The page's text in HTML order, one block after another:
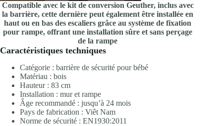
Compatible avec le kit de conversion Geuther, inclus avec
la barrière, cette dernière peut également être installée en
haut ou en bas des escaliers grâce au système de fixation
pour rampe, offrant une installation sûre et sans perçage
de la rampe
Caractéristiques techniques
Catégorie : barrière de sécurité pour bébé
Matériau : bois
Hauteur : 83 cm
Installation : mur et rampe
Âge recommandé : jusqu’à 24 mois
Pays de fabrication : Viêt Nam
Norme de sécurité : EN1930:2011